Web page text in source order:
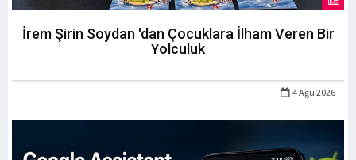
İrem Şirin Soydan 'dan Çocuklara İlham Veren Bir
Yolculuk
4 Ağu 2026